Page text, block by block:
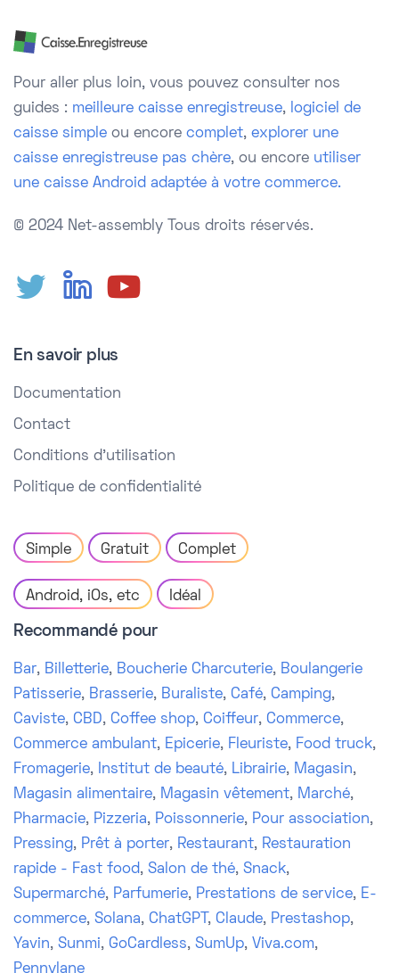
Pour aller plus loin, vous pouvez consulter nos
guides : meilleure caisse enregistreuse, logiciel de
caisse simple ou encore complet, explorer une
caisse enregistreuse pas chère, ou encore utiliser
une caisse Android adaptée à votre commerce.
© 2024 Net-assembly Tous droits réservés.
En savoir plus
Documentation
Contact
Conditions d'utilisation
Politique de confidentialité
Simple Gratuit Complet
Android, iOs, etc Idéal
Recommandé pour
Bar, Billetterie, Boucherie Charcuterie, Boulangerie
Patisserie, Brasserie, Buraliste, Café, Camping,
Caviste, CBD, Coffee shop, Coiffeur, Commerce,
Commerce ambulant, Epicerie, Fleuriste, Food truck,
Fromagerie, Institut de beauté, Librairie, Magasin,
Magasin alimentaire, Magasin vêtement, Marché,
Pharmacie, Pizzeria, Poissonnerie, Pour association,
Pressing, Prêt à porter, Restaurant, Restauration
rapide - Fast food, Salon de thé, Snack,
Supermarché, Parfumerie, Prestations de service, E-
commerce, Solana, ChatGPT , Claude, Prestashop,
Yavin, Sunmi, GoCardless, SumUp, Viva.com,
Pennylane